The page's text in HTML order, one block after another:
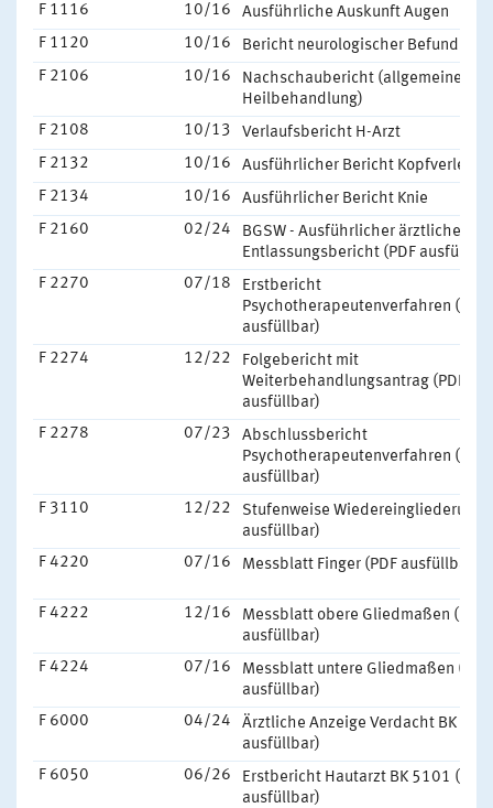
F 1116
10/16
Ausführliche Auskunft Augen
F 1120
10/16
Bericht neurologischer Befund
F 2106
10/16
Nachschaubericht (allgemeine
Heilbehandlung)
F 2108
10/13
Verlaufsbericht H-Arzt
F 2132
10/16
Ausführlicher Bericht
F 2134
10/16
Ausführlicher Bericht Knie
F 2160
02/24
BGSW - Ausführlicher ärztlicher
Entlassungsbericht (PDF
F 2270
07/18
Erstbericht
Psychotherapeutenverfahren (PDF
ausfüllbar)
F 2274
12/22
Folgebericht mit
Weiterbehandlungsantrag (PDF
ausfüllbar)
F 2278
07/23
Abschlussbericht
Psychotherapeutenverfahren (PDF
ausfüllbar)
F 3110
12/22
Stufenweise Wiedereingliederung
ausfüllbar)
F 4220
07/16 Messblatt Finger (PDF ausfüllbar)
F 4222 12/16
Messblatt obere Gliedmaßen (PDF
ausfüllbar)
F 4224
07/16
Messblatt untere Gliedmaßen (PDF
ausfüllbar)
F 6000
04/24
Ärztliche Anzeige Verdacht BK (PDF
ausfüllbar)
F 6050
06/26
Erstbericht Hautarzt BK 5101 (PDF
ausfüllbar)